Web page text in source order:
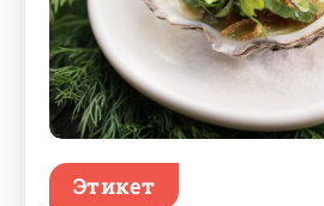
Этикет